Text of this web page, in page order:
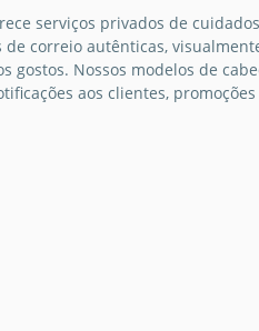
serviços privados de
correio autênticas,
gostos. Nossos modelos de
aos clientes,